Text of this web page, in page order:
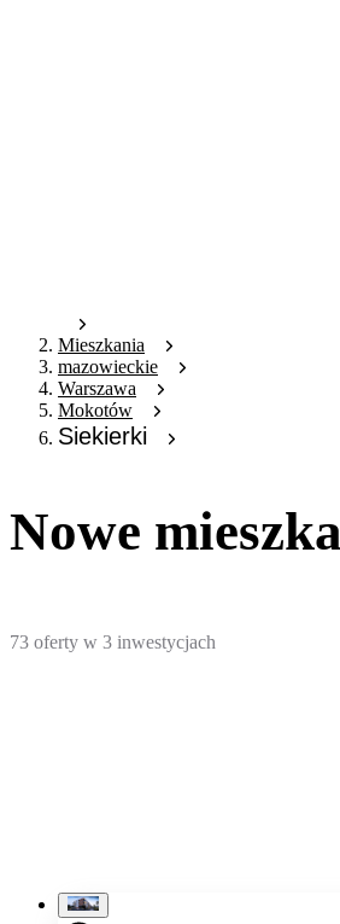
Mieszkania
mazowieckie
Warszawa
Mokotów
Siekierki
Nowe
73 oferty w 3 inwestycjach